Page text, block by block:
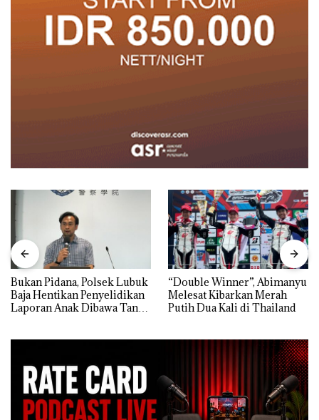
Bukan Pidana, Polsek Lubuk
Baja Hentikan Penyelidikan
Laporan Anak Dibawa Tanpa
“Double Winner”, Abimanyu
Melesat Kibarkan Merah
Putih Dua Kali di Thailand